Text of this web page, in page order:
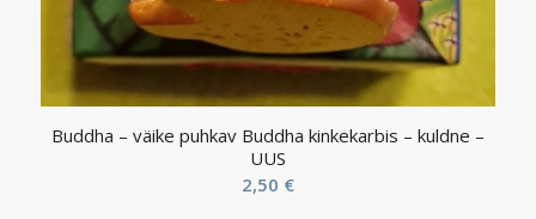
Buddha – väike puhkav Buddha kinkekarbis – kuldne –
UUS
2,50 €